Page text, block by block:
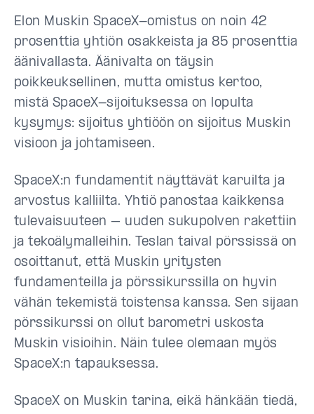
Elon Muskin SpaceX-omistus on noin 42
prosenttia yhtiön osakkeista ja 85 prosenttia
äänivallasta. Äänivalta on täysin
poikkeuksellinen, mutta omistus kertoo,
mistä SpaceX-sijoituksessa on lopulta
kysymys: sijoitus yhtiöön on sijoitus Muskin
visioon ja johtamiseen.
SpaceX:n fundamentit näyttävät karuilta ja
arvostus kalliilta. Yhtiö panostaa kaikkensa
tulevaisuuteen – uuden sukupolven rakettiin
ja tekoälymalleihin. Teslan taival pörssissä on
osoittanut, että Muskin yritysten
fundamenteilla ja pörssikurssilla on hyvin
vähän tekemistä toistensa kanssa. Sen sijaan
pörssikurssi on ollut barometri uskosta
Muskin visioihin. Näin tulee olemaan myös
SpaceX:n tapauksessa.
SpaceX on Muskin tarina, eikä hänkään tiedä,